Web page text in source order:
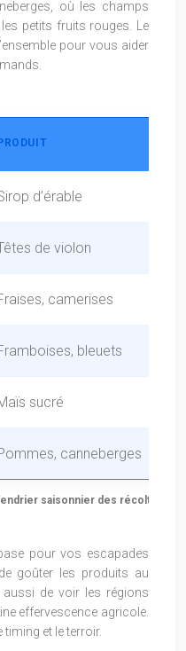
où les champs
petits fruits rouges. Le
pour vous aider
saisonnier des récoltes par
PRODUIT
d’érable
de violon
camerises
bleuets
sucré
canneberges
pour vos escapades
goûter les produits au
de voir les régions
effervescence agricole.
timing et le terroir.